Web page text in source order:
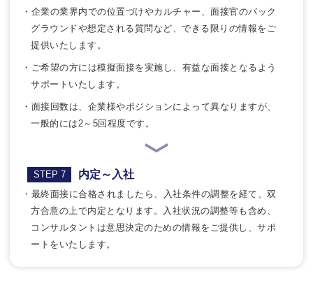
・企業の業界内での位置づけやカルチャー、面接官のバック
グラウンドや想定される質問など、できる限りの情報をご
提供いたします。
・ご希望の方には模擬面接を実施し、有益な面接となるよう
サポートいたします。
・面接回数は、企業様やポジションによって異なりますが、
一般的には2～5回程度です。
STEP 7 内定～入社
・最終面接に合格されましたら、入社条件の調整を経て、双
方合意の上で内定となります。入社状況の調整等も含め、
コンサルタントは意思決定のための情報をご提供し、サポ
ートをいたします。